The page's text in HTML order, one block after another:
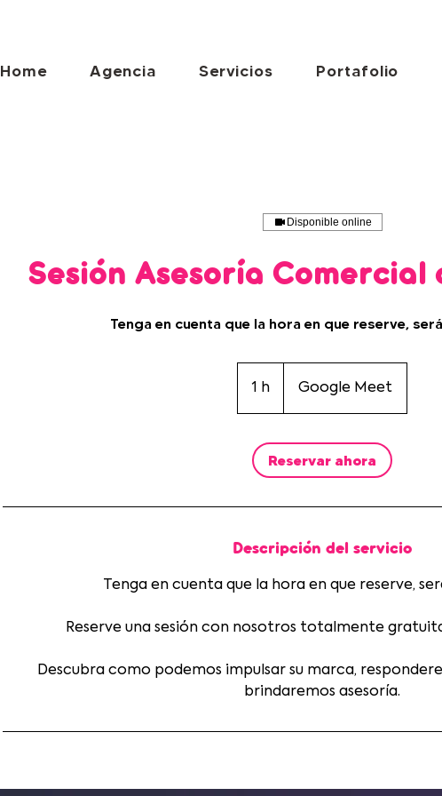
Home Agencia Servicios Portafolio
Disponible online
Sesión Asesoría Comercial
Tenga en cuenta que la hora en que reserve,
1 h Google Meet
Reservar ahora
Descripción del servicio
Tenga en cuenta que la hora en que reserve,
Reserve una sesión con nosotros totalmente
Descubra como podemos impulsar su marca,
brindaremos asesoría.